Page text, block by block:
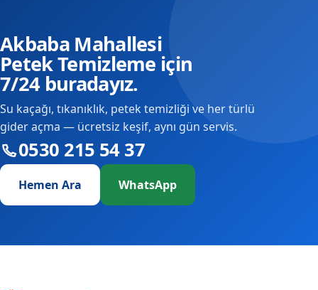
Akbaba Mahallesi
Petek Temizleme için
7/24 buradayız.
Su kaçağı, tıkanıklık, petek temizliği ve her türlü
gider açma — ücretsiz keşif, aynı gün servis.
0530 215 54 37
Hemen Ara WhatsApp